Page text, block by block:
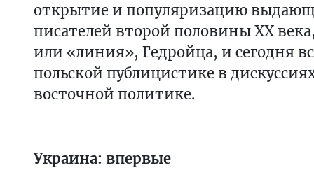
открытие и популяризацию
писателей второй половины ХХ
или «линия», Гедройца, и сегодня
польской публицистике в
восточной политике.
Украина: впервые